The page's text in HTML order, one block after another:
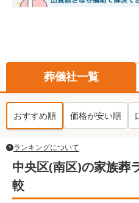
葬儀社一覧
おすすめ順 価格が安い順
ランキングについて
中央区(南区)の家族葬
較